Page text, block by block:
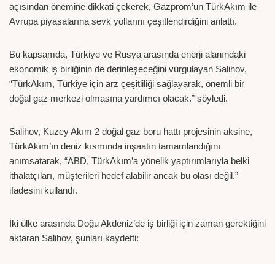
açısından önemine dikkati çekerek, Gazprom’un TürkAkım ile
Avrupa piyasalarına sevk yollarını çeşitlendirdiğini anlattı.
Bu kapsamda, Türkiye ve Rusya arasında enerji alanındaki
ekonomik iş birliğinin de derinleşeceğini vurgulayan Salihov,
“TürkAkım, Türkiye için arz çeşitliliği sağlayarak, önemli bir
doğal gaz merkezi olmasına yardımcı olacak.” söyledi.
Salihov, Kuzey Akım 2 doğal gaz boru hattı projesinin aksine,
TürkAkım’ın deniz kısmında inşaatın tamamlandığını
anımsatarak, “ABD, TürkAkım’a yönelik yaptırımlarıyla belki
ithalatçıları, müşterileri hedef alabilir ancak bu olası değil.”
ifadesini kullandı.
İki ülke arasında Doğu Akdeniz’de iş birliği için zaman gerektiğini
aktaran Salihov, şunları kaydetti: